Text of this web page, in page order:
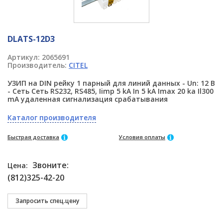
DLATS-12D3
Артикул: 2065691
Производитель: CITEL
УЗИП на DIN рейку 1 парный для линий данных - Un: 12 В
- Сеть Сеть RS232, RS485, Iimp 5 kA In 5 kA Imax 20 ka Il300
mA удаленная сигнализация срабатывания
Каталог производителя
Быстрая доставка Условия оплаты
Цена: Звоните:
(812)325-42-20